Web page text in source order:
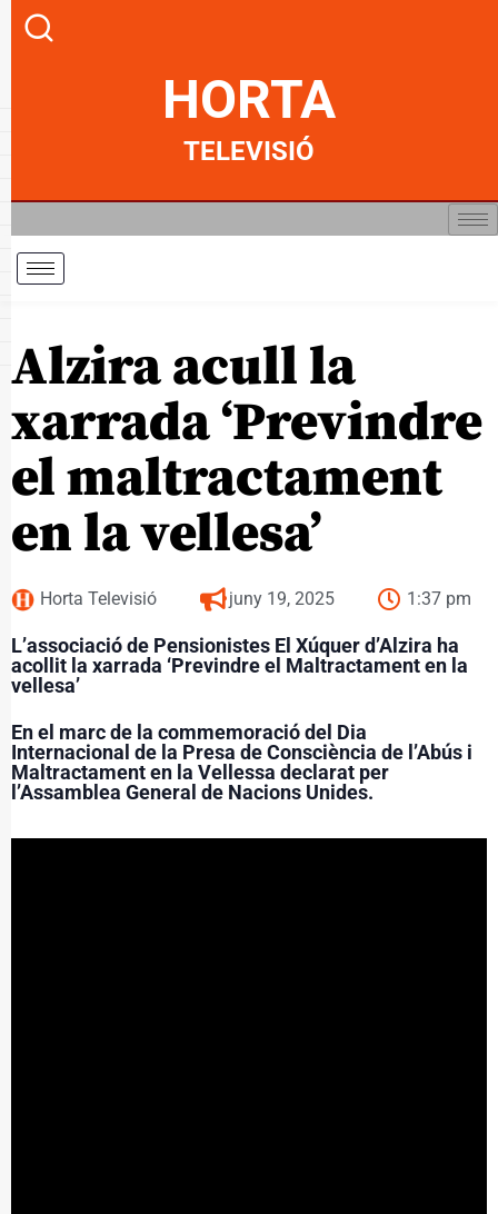
HORTA
TELEVISIÓ
Alzira acull la
xarrada ‘Previndre
el maltractament
en la vellesa’
Horta Televisió juny 19, 2025 1:37 pm
L’associació de Pensionistes El Xúquer d’Alzira ha
acollit la xarrada ‘Previndre el Maltractament en la
vellesa’
En el marc de la commemoració del Dia
Internacional de la Presa de Consciència de l’Abús i
Maltractament en la Vellessa declarat per
l’Assamblea General de Nacions Unides.